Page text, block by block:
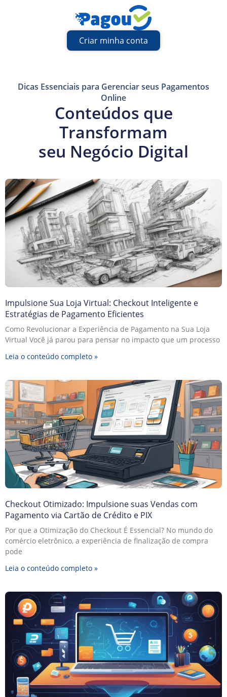
Criar minha conta
Dicas Essenciais para Gerenciar seus Pagamentos
Online
Conteúdos que
Transformam
seu Negócio Digital
Impulsione Sua Loja Virtual: Checkout Inteligente e
Estratégias de Pagamento Eficientes
Como Revolucionar a Experiência de Pagamento na Sua Loja
Virtual Você já parou para pensar no impacto que um processo
Leia o conteúdo completo »
Checkout Otimizado: Impulsione suas Vendas com
Pagamento via Cartão de Crédito e PIX
Por que a Otimização do Checkout É Essencial? No mundo do
comércio eletrônico, a experiência de finalização de compra
pode
Leia o conteúdo completo »